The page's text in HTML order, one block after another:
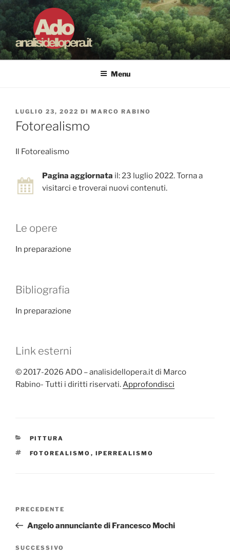
Salta
al
contenuto
ADO ANALISI DELL'OPERA
Osservare le opere d'arte per capirle e imparare ad amarle
Menu
PUBBLICATO
IL
LUGLIO 23, 2022 DI MARCO RABINO
Fotorealismo
Il Fotorealismo
Pagina aggiornata il: 23 luglio 2022. Torna a
visitarci e troverai nuovi contenuti.
Le opere
In preparazione
Bibliografia
In preparazione
Link esterni
© 2017-2026 ADO – analisidellopera.it di Marco
Rabino- Tutti i diritti riservati.Approfondisci
CATEGORIE
PITTURA
TAG
FOTOREALISMO , IPERREALISMO
Articolo
precedente:
PRECEDENTE
Angelo annunciante di Francesco Mochi
Articolo
SUCCESSIVO